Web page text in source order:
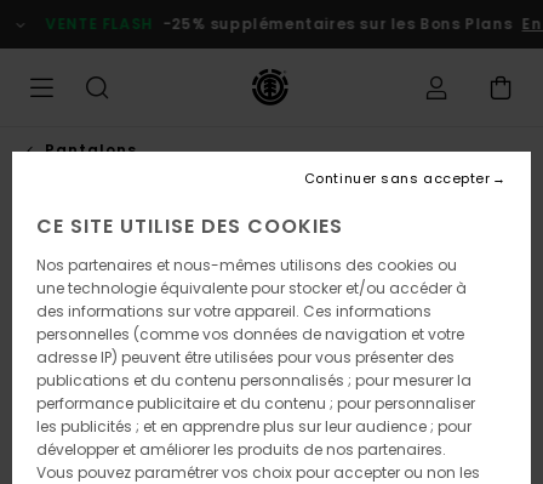
l'information
VENTE FLASH -25% supplémentaires sur les Bons Plans En
Pantalons
CE SITE UTILISE DES COOKIES
Nos partenaires et nous-mêmes utilisons des cookies ou
une technologie équivalente pour stocker et/ou accéder à
des informations sur votre appareil. Ces informations
personnelles (comme vos données de navigation et votre
adresse IP) peuvent être utilisées pour vous présenter des
publications et du contenu personnalisés ; pour mesurer la
performance publicitaire et du contenu ; pour personnaliser
les publicités ; et en apprendre plus sur leur audience ; pour
développer et améliorer les produits de nos partenaires.
Vous pouvez paramétrer vos choix pour accepter ou non les
Continuer sans accepter